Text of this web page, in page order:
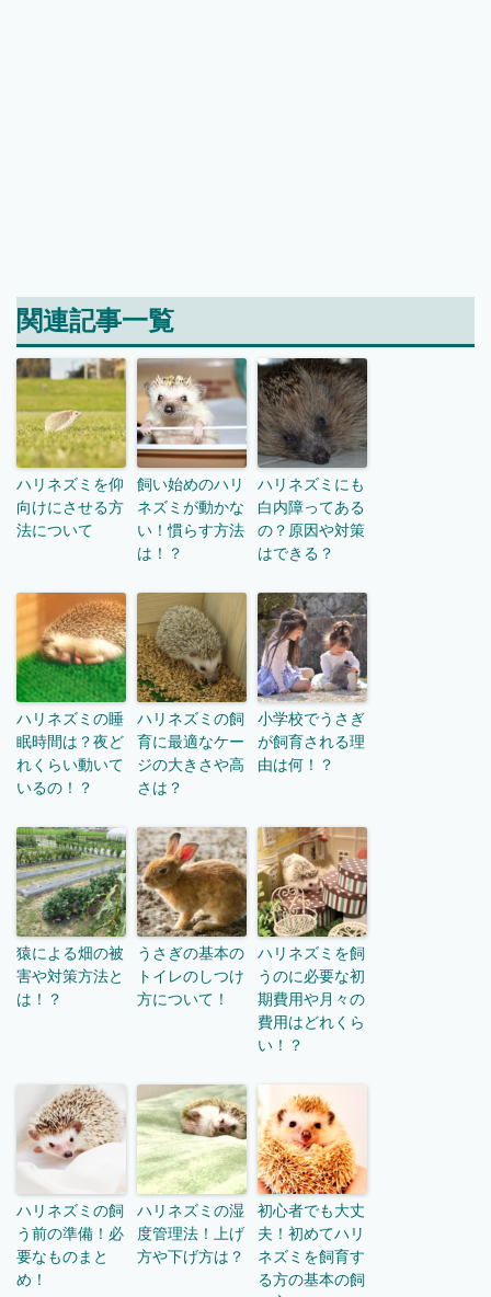
関連記事一覧
ハリネズミを仰
向けにさせる方
法について
飼い始めのハリ
ネズミが動かな
い！慣らす方法
は！？
ハリネズミにも
白内障ってある
の？原因や対策
はできる？
ハリネズミの睡
眠時間は？夜ど
れくらい動いて
いるの！？
ハリネズミの飼
育に最適なケー
ジの大きさや高
さは？
小学校でうさぎ
が飼育される理
由は何！？
猿による畑の被
害や対策方法と
は！？
うさぎの基本の
トイレのしつけ
方について！
ハリネズミを飼
うのに必要な初
期費用や月々の
費用はどれくら
い！？
ハリネズミの飼
う前の準備！必
要なものまと
め！
ハリネズミの湿
度管理法！上げ
方や下げ方は？
初心者でも大丈
夫！初めてハリ
ネズミを飼育す
る方の基本の飼